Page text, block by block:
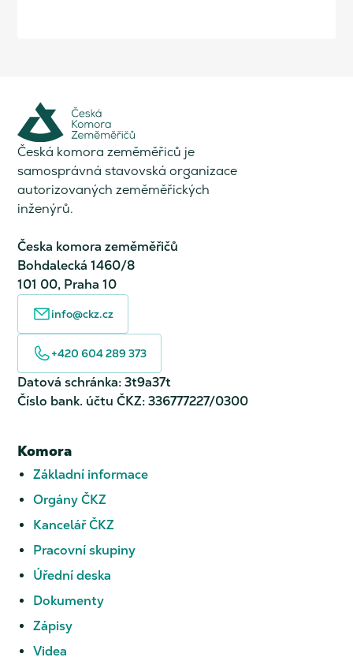
Česká komora zeměměřiců je
samosprávná stavovská organizace
autorizovaných zeměměřických
inženýrů.
Česka komora zeměměřičů
Bohdalecká 1460/8
101 00, Praha 10
info@ckz.cz
+420 604 289 373
Datová schránka: 3t9a37t
Číslo bank. účtu ČKZ: 336777227/0300
Komora
Základní informace
Orgány ČKZ
Kancelář ČKZ
Pracovní skupiny
Úřední deska
Dokumenty
Zápisy
Videa